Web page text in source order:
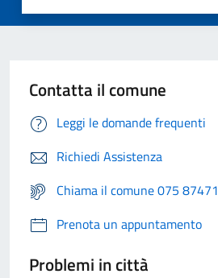
Contatta il comune
Leggi le domande frequenti
Richiedi Assistenza
Chiama il comune 075 87471
Prenota un appuntamento
Problemi in città